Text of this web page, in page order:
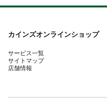
カインズオンラインショップ
サービス一覧
サイトマップ
店舗情報